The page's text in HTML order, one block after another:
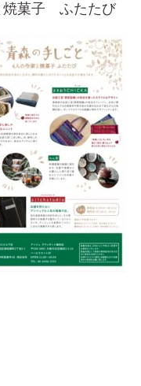
焼菓子 ふたたび